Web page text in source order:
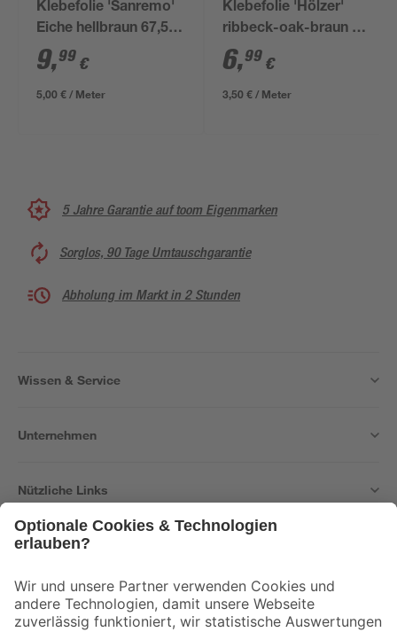
Klebefolie 'Sanremo'
Eiche hellbraun 67,5 x
200 cm
9,99 €
5,00 € / Meter
Klebefolie 'Hölzer'
ribbeck-oak-braun 45
x 200 cm
6,99 €
3,50 € / Meter
5 Jahre Garantie auf toom Eigenmarken
Sorglos, 90 Tage Umtauschgarantie
Abholung im Markt in 2 Stunden
Wissen & Service
Unternehmen
Nützliche Links
Der toom Newsletter: Keine Angebote und Aktionen mehr verpassen!
Zur Newsletter Anmeldung